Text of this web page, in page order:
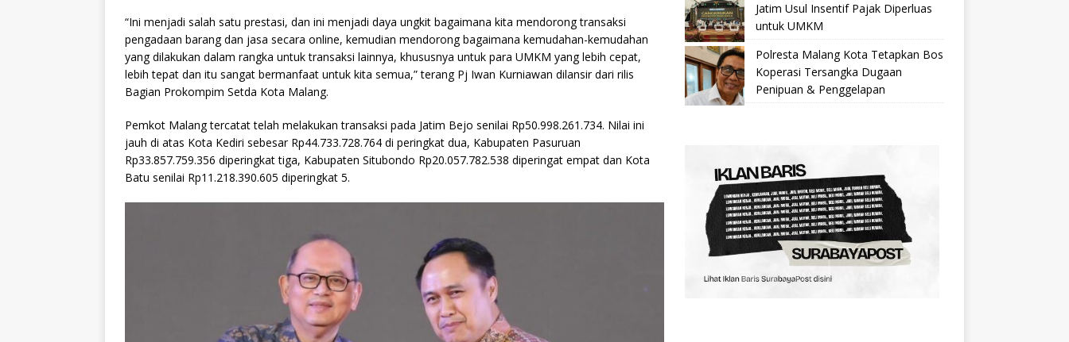
“Ini menjadi salah satu prestasi, dan ini menjadi daya ungkit bagaimana kita mendorong transaksi
pengadaan barang dan jasa secara online, kemudian mendorong bagaimana kemudahan-kemudahan
yang dilakukan dalam rangka untuk transaksi lainnya, khususnya untuk para UMKM yang lebih cepat,
lebih tepat dan itu sangat bermanfaat untuk kita semua,” terang Pj Iwan Kurniawan dilansir dari rilis
Bagian Prokompim Setda Kota Malang.
Pemkot Malang tercatat telah melakukan transaksi pada Jatim Bejo senilai Rp50.998.261.734. Nilai ini
jauh di atas Kota Kediri sebesar Rp44.733.728.764 di peringkat dua, Kabupaten Pasuruan
Rp33.857.759.356 diperingkat tiga, Kabupaten Situbondo Rp20.057.782.538 diperingat empat dan Kota
Batu senilai Rp11.218.390.605 diperingkat 5.
Jatim Usul Insentif Pajak Diperluas
untuk UMKM
Polresta Malang Kota Tetapkan Bos
Koperasi Tersangka Dugaan
Penipuan & Penggelapan